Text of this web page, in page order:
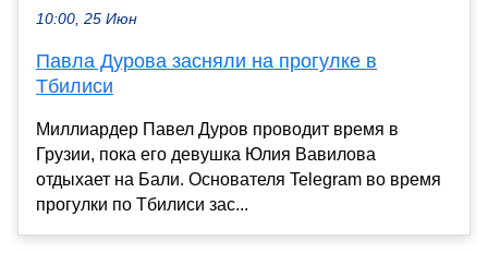
10:00, 25 Июн
Павла Дурова засняли на прогулке в
Тбилиси
Миллиардер Павел Дуров проводит время в
Грузии, пока его девушка Юлия Вавилова
отдыхает на Бали. Основателя Telegram во время
прогулки по Тбилиси зас...